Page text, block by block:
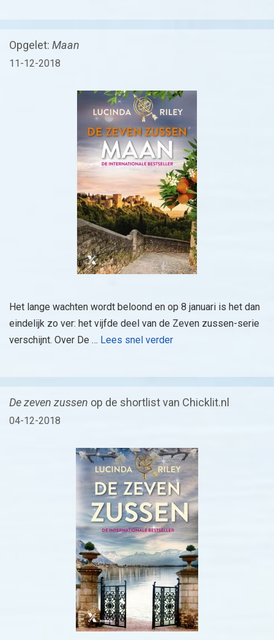
Opgelet: Maan
11-12-2018
Het lange wachten wordt beloond en op 8 januari is het dan
eindelijk zo ver: het vijfde deel van de Zeven zussen-serie
verschijnt. Over De … Lees snel verder
De zeven zussen op de shortlist van Chicklit.nl
04-12-2018